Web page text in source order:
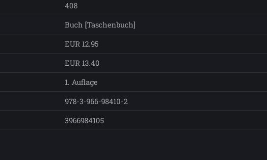
408
Buch [Taschenbuch]
EUR 12.95
EUR 13.40
1. Auflage
978-3-966-98410-2
3966984105